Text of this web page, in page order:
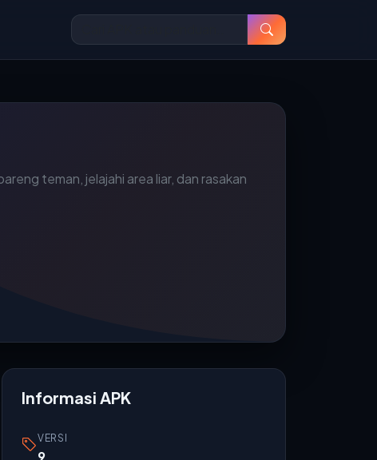
teman, jelajahi area liar, dan rasakan
Informasi APK
VERSI
9